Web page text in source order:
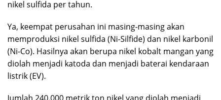
nikel sulfida per tahun.
Ya, keempat perusahan ini masing-masing akan
memproduksi nikel sulfida (Ni-Silfide) dan nikel karbonil
(Ni-Co). Hasilnya akan berupa nikel kobalt mangan yang
diolah menjadi katoda dan menjadi baterai kendaraan
listrik (EV).